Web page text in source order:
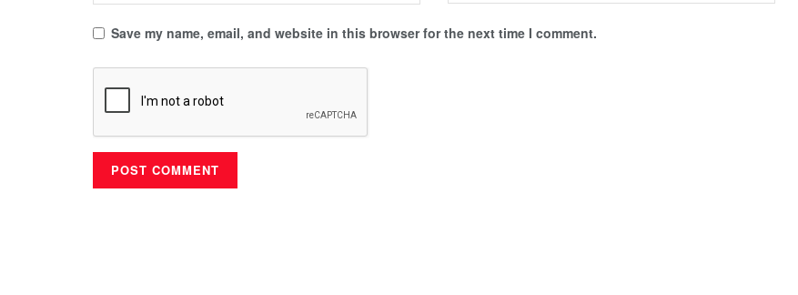
Save my name, email, and website in this browser for the next time I comment.